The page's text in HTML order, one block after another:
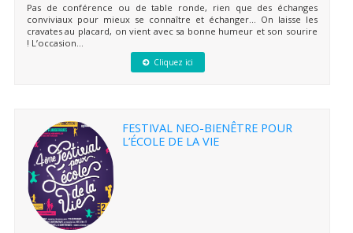
Pas de conférence ou de table ronde, rien que des échanges
conviviaux pour mieux se connaître et échanger… On laisse les
cravates au placard, on vient avec sa bonne humeur et son sourire
! L’occasion...
Cliquez ici
FESTIVAL NEO-BIENÊTRE POUR
L’ÉCOLE DE LA VIE